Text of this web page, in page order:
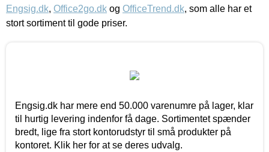
Engsig.dk, Office2go.dk og OfficeTrend.dk, som alle har et
stort sortiment til gode priser.
Engsig.dk har mere end 50.000 varenumre på lager, klar
til hurtig levering indenfor få dage. Sortimentet spænder
bredt, lige fra stort kontorudstyr til små produkter på
kontoret. Klik her for at se deres udvalg.